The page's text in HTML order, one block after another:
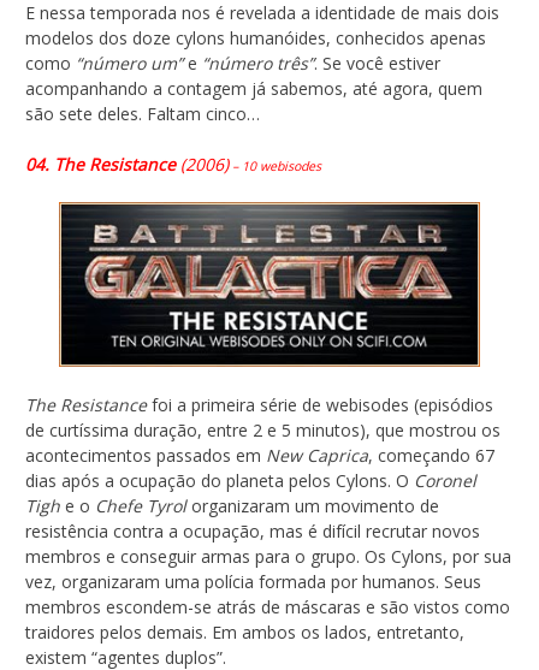
E nessa temporada nos é revelada a identidade de mais dois
modelos dos doze cylons humanóides, conhecidos apenas
como “número um”e “número três”. Se você estiver
acompanhando a contagem já sabemos, até agora, quem
são sete deles. Faltam cinco…
04. The Resistance(2006)– 10 webisodes
The Resistancefoi a primeira série de webisodes (episódios
de curtíssima duração, entre 2 e 5 minutos), que mostrou os
acontecimentos passados em New Caprica, começando 67
dias após a ocupação do planeta pelos Cylons. O Coronel
Tigh e o Chefe Tyrolorganizaram um movimento de
resistência contra a ocupação, mas é difícil recrutar novos
membros e conseguir armas para o grupo. Os Cylons, por sua
vez, organizaram uma polícia formada por humanos. Seus
membros escondem-se atrás de máscaras e são vistos como
traidores pelos demais. Em ambos os lados, entretanto,
existem “agentes duplos”.